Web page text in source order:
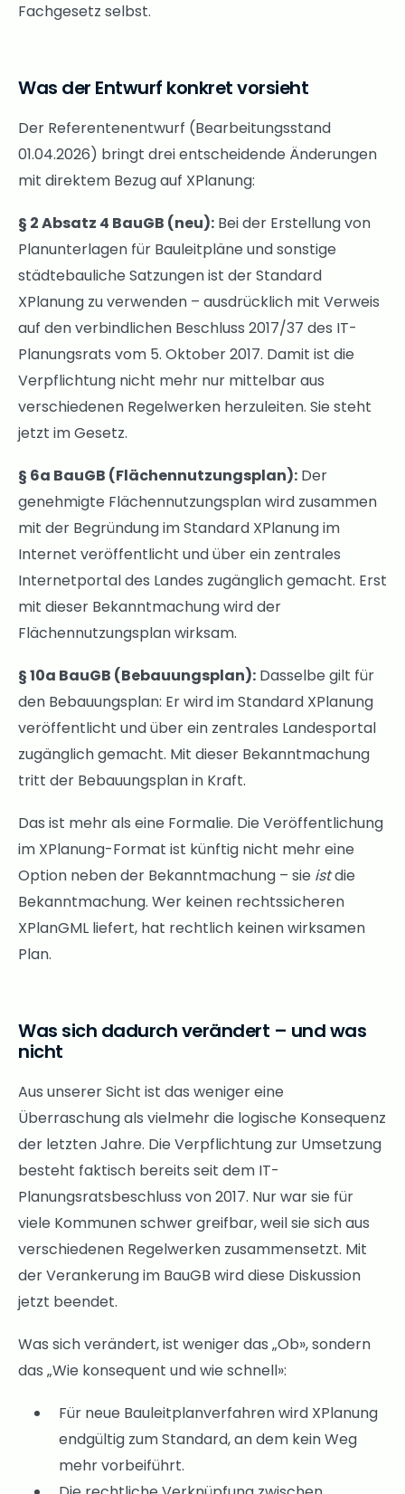
Fachgesetz selbst.
Was der Entwurf konkret vorsieht
Der Referentenentwurf (Bearbeitungsstand
01.04.2026) bringt drei entscheidende Änderungen
mit direktem Bezug auf XPlanung:
§ 2 Absatz 4 BauGB (neu): Bei der Erstellung von
Planunterlagen für Bauleitpläne und sonstige
städtebauliche Satzungen ist der Standard
XPlanung zu verwenden – ausdrücklich mit Verweis
auf den verbindlichen Beschluss 2017/37 des IT-
Planungsrats vom 5. Oktober 2017. Damit ist die
Verpflichtung nicht mehr nur mittelbar aus
verschiedenen Regelwerken herzuleiten. Sie steht
jetzt im Gesetz.
§ 6a BauGB (Flächennutzungsplan): Der
genehmigte Flächennutzungsplan wird zusammen
mit der Begründung im Standard XPlanung im
Internet veröffentlicht und über ein zentrales
Internetportal des Landes zugänglich gemacht. Erst
mit dieser Bekanntmachung wird der
Flächennutzungsplan wirksam.
§ 10a BauGB (Bebauungsplan): Dasselbe gilt für
den Bebauungsplan: Er wird im Standard XPlanung
veröffentlicht und über ein zentrales Landesportal
zugänglich gemacht. Mit dieser Bekanntmachung
tritt der Bebauungsplan in Kraft.
Das ist mehr als eine Formalie. Die Veröffentlichung
im XPlanung-Format ist künftig nicht mehr eine
Option neben der Bekanntmachung – sie istdie
Bekanntmachung. Wer keinen rechtssicheren
XPlanGML liefert, hat rechtlich keinen wirksamen
Plan.
Was sich dadurch verändert – und was
nicht
Aus unserer Sicht ist das weniger eine
Überraschung als vielmehr die logische Konsequenz
der letzten Jahre. Die Verpflichtung zur Umsetzung
besteht faktisch bereits seit dem IT-
Planungsratsbeschluss von 2017. Nur war sie für
viele Kommunen schwer greifbar, weil sie sich aus
verschiedenen Regelwerken zusammensetzt. Mit
der Verankerung im BauGB wird diese Diskussion
jetzt beendet.
Was sich verändert, ist weniger das „Ob», sondern
das „Wie konsequent und wie schnell»:
Für neue Bauleitplanverfahren wird XPlanung
endgültig zum Standard, an dem kein Weg
mehr vorbeiführt.